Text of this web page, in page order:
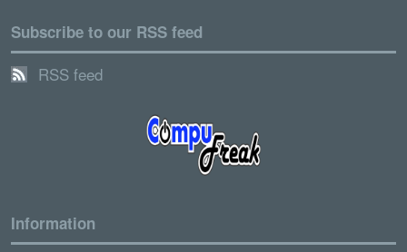
Subscribe to our RSS feed
RSS feed
Information